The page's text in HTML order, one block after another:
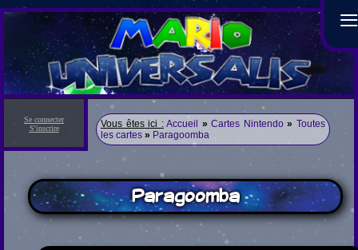
≡
Se connecter
S'inscrire
Vous êtes ici : Accueil » Cartes Nintendo » Toutes
les cartes » Paragoomba
Paragoomba